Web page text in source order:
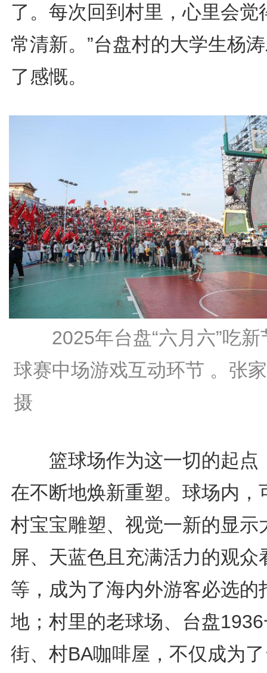
了。每次回到村里，心里会觉
常清新。”台盘村的大学生杨
了感慨。
2025年台盘“六月六”吃新
球赛中场游戏互动环节 。张
摄
篮球场作为这一切的起点
在不断地焕新重塑。球场内，
村宝宝雕塑、视觉一新的显示
屏、天蓝色且充满活力的观众
等，成为了海内外游客必选的
地；村里的老球场、台盘
街、村BA咖啡屋，不仅成为